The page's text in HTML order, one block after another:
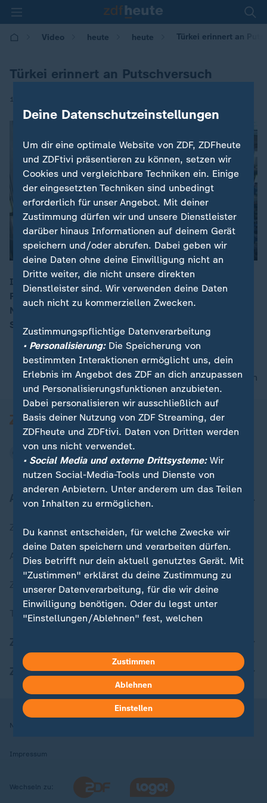
Video heute heute Türkei erinnert an
Türkei erinnert an Putschversuch
15.07.2017 | 09:27
00:04
In den Moscheen in der Türkei wurde der Opfer des
Putschversuchs vor einem Jahr gedacht. Am
Nachmittag kommt das Parlament zu einer
Sondersitzung zusammen.
nach oben
Aktuell bei ZDFheute
Zuletzt veröffentlicht
Aktuelle Sendungs-Videos
ZDFheute Stories
Themen im Überblick
ZDFheute Apps
Nutzungsbedingungen
Impressum
Wechseln zu:
Deine Datenschutzeinstellungen
Um dir eine optimale Website von ZDF, ZDFheute
und ZDFtivi präsentieren zu können, setzen wir
Cookies und vergleichbare Techniken ein. Einige
der eingesetzten Techniken sind unbedingt
erforderlich für unser Angebot. Mit deiner
Zustimmung dürfen wir und unsere Dienstleister
darüber hinaus Informationen auf deinem Gerät
speichern und/oder abrufen. Dabei geben wir
deine Daten ohne deine Einwilligung nicht an
Dritte weiter, die nicht unsere direkten
Dienstleister sind. Wir verwenden deine Daten
auch nicht zu kommerziellen Zwecken.
Zustimmungspflichtige Datenverarbeitung
• Personalisierung:Die Speicherung von
bestimmten Interaktionen ermöglicht uns, dein
Erlebnis im Angebot des ZDF an dich anzupassen
und Personalisierungsfunktionen anzubieten.
Dabei personalisieren wir ausschließlich auf
Basis deiner Nutzung von ZDF Streaming, der
ZDFheute und ZDFtivi. Daten von Dritten werden
von uns nicht verwendet.
• Social Media und externe Drittsysteme:Wir
nutzen Social-Media-Tools und Dienste von
anderen Anbietern. Unter anderem um das Teilen
von Inhalten zu ermöglichen.
Du kannst entscheiden, für welche Zwecke wir
deine Daten speichern und verarbeiten dürfen.
Dies betrifft nur dein aktuell genutztes Gerät. Mit
"Zustimmen" erklärst du deine Zustimmung zu
unserer Datenverarbeitung, für die wir deine
Einwilligung benötigen. Oder du legst unter
"Einstellungen/Ablehnen" fest, welchen
kannst du jederzeit mit Wirkung für die Zukunft
in deinen Einstellungen widerrufen oder ändern.
Hier findest du das Impressum.
Weitere Informationen findest du in unserer
Zustimmen
Ablehnen
Einstellen